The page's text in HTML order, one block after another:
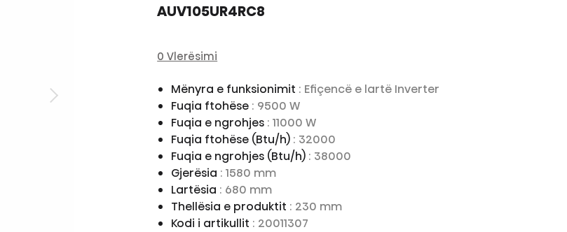
AUV105UR4RC8
0 Vlerësimi
Mënyra e funksionimit : Efiçencë e lartë Inverter
Fuqia ftohëse : 9500 W
Fuqia e ngrohjes : 11000 W
Fuqia ftohëse (Btu/h) : 32000
Fuqia e ngrohjes (Btu/h) : 38000
Gjerësia : 1580 mm
Lartësia : 680 mm
Thellësia e produktit : 230 mm
Kodi i artikullit : 20011307